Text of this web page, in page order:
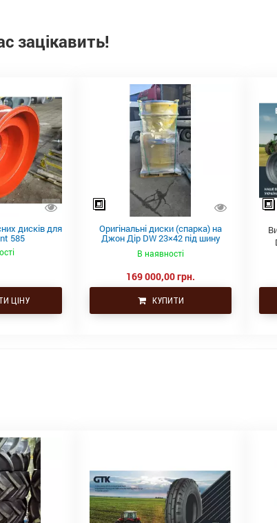
зацікавить!
дисків для
585
ЦІНУ
Оригінальні диски (спарка) на
Джон Дір DW 23×42 під шину
710/70R42 або 710/75R42
В наявності
169 000,00 грн.
КУПИТИ